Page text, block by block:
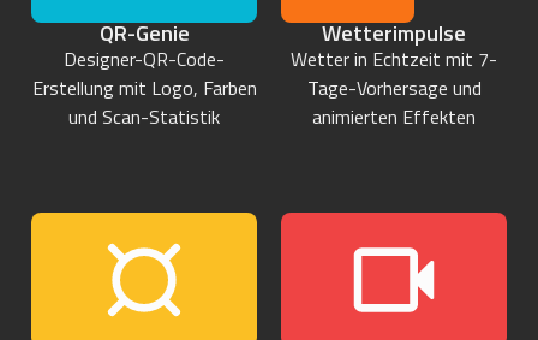
QR-Genie
Designer-QR-Code-
Erstellung mit Logo, Farben
und Scan-Statistik
Wetterimpulse
Wetter in Echtzeit mit 7-
Tage-Vorhersage und
animierten Effekten